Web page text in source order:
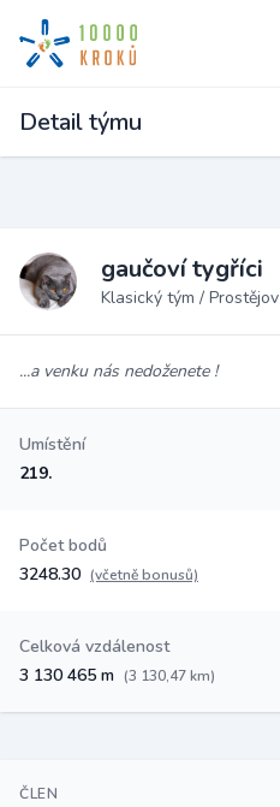
Detail týmu
gaučoví tygříci
Klasický tým / Prostějov
...a venku nás nedoženete !
Umístění
219.
Počet bodů
3248.30 (včetně bonusů)
Celková vzdálenost
3 130 465 m (3 130,47 km)
ČLEN